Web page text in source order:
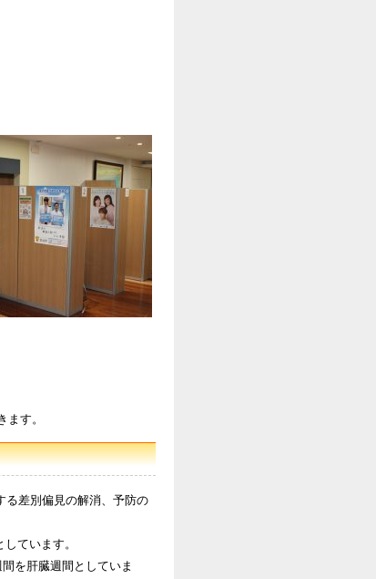
す。
る差別偏見の解消、予防の
ています。
を肝臓週間としていま